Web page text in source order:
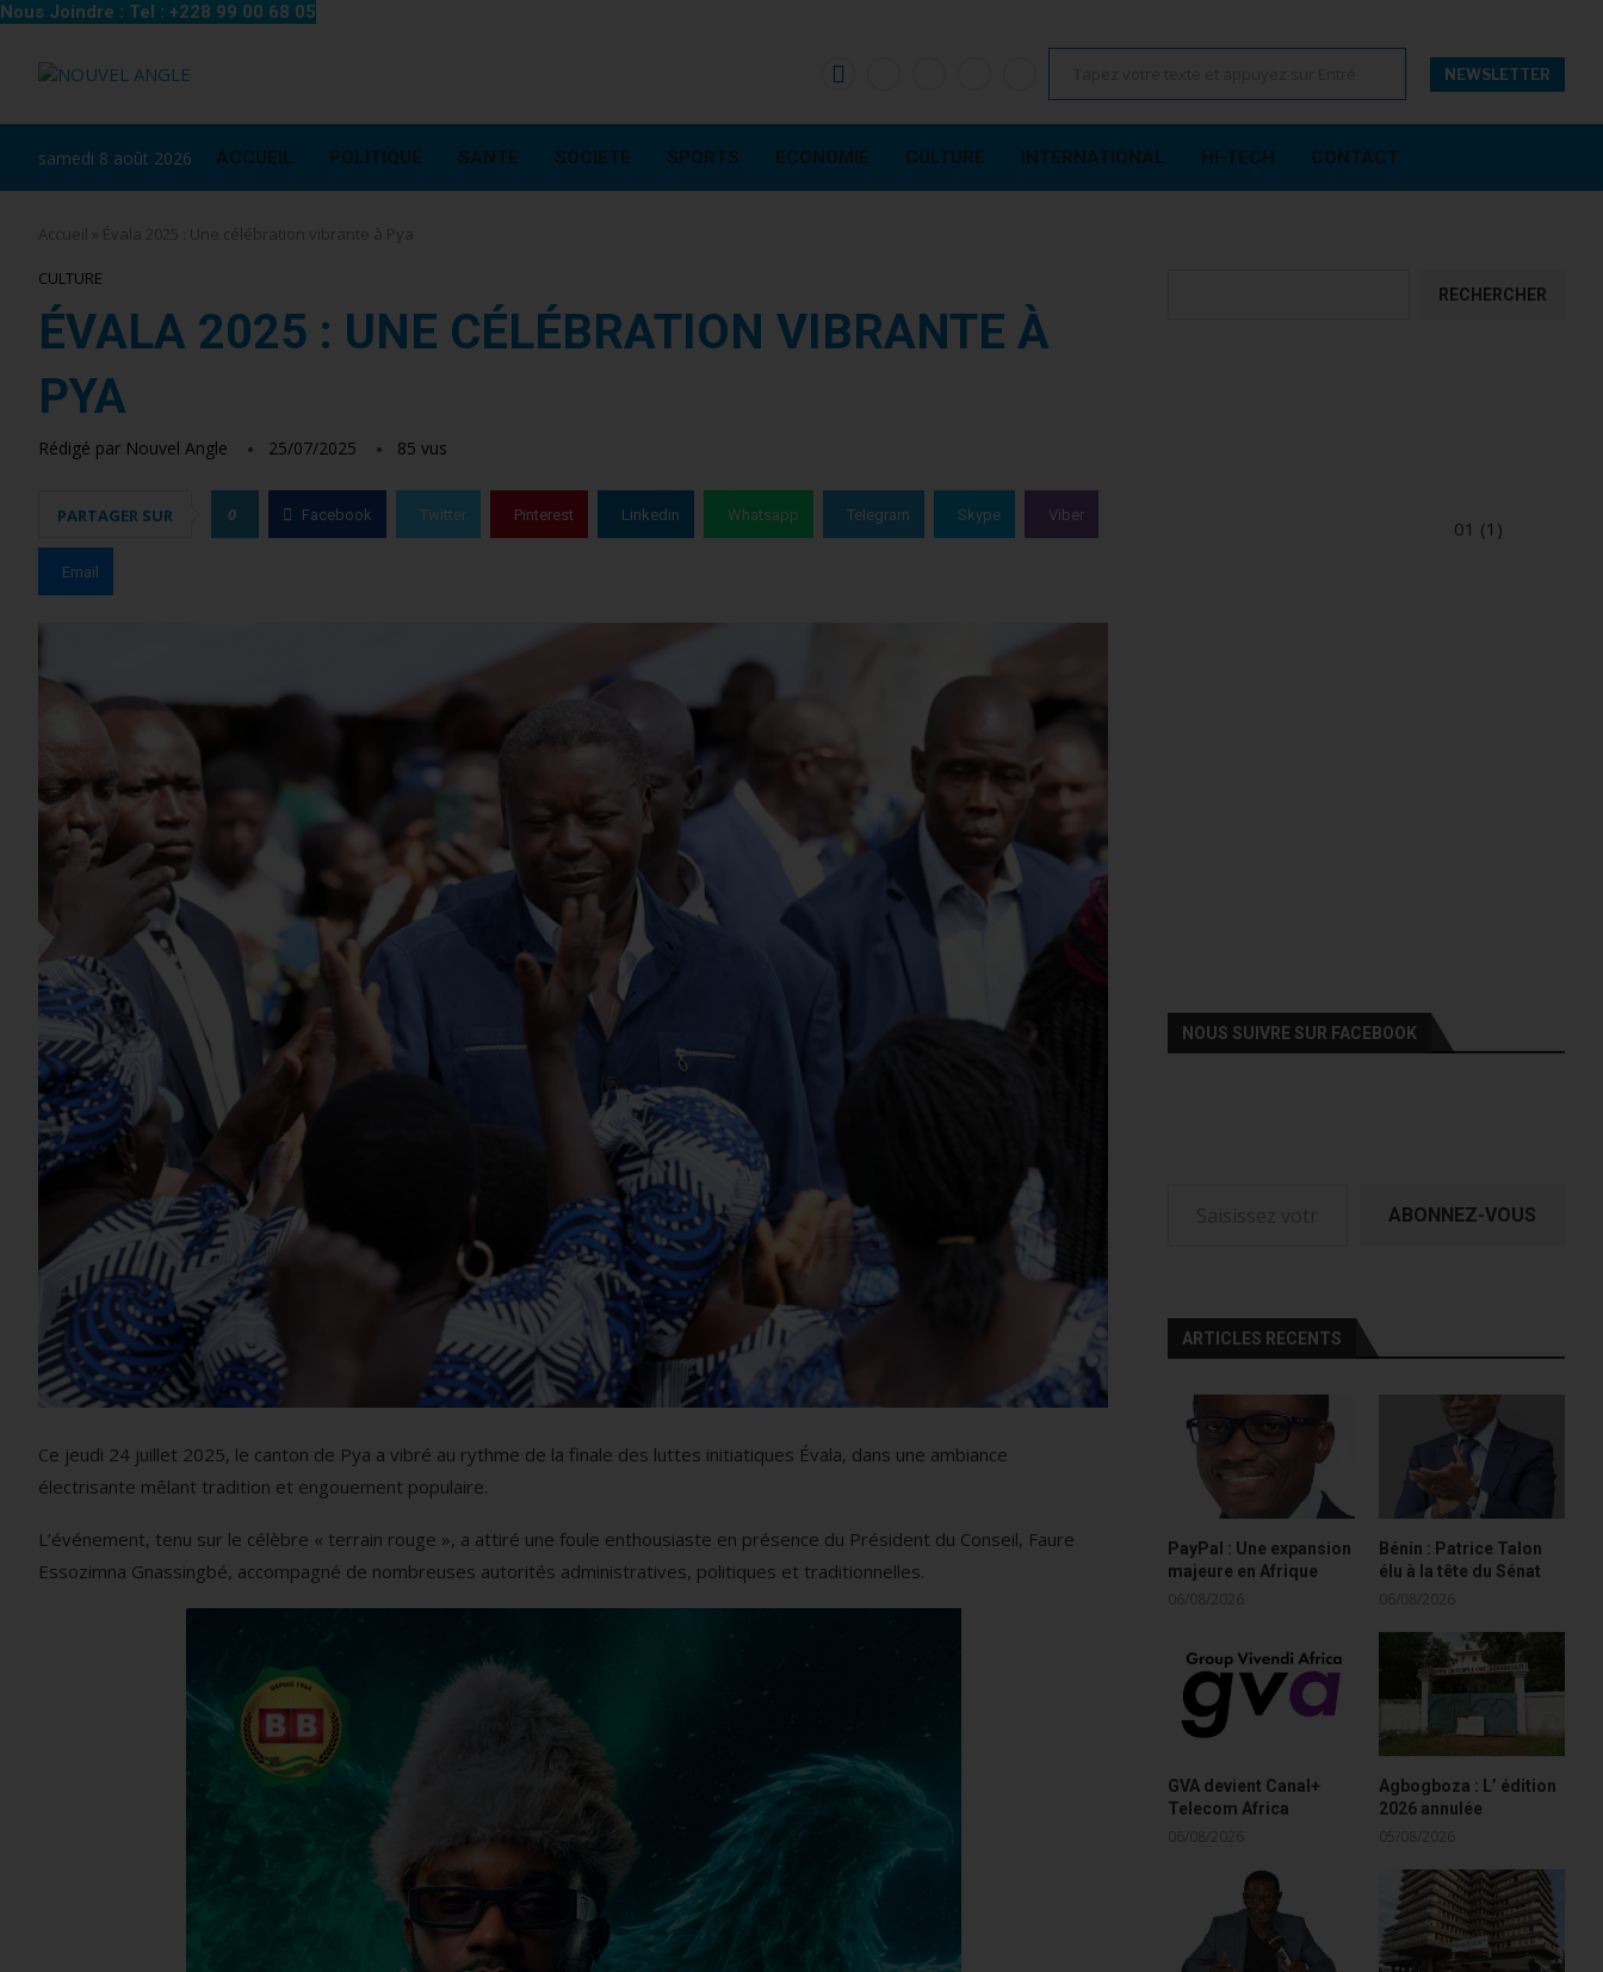
Nous Joindre : Tel : +228 99 00 68 05
NEWSLETTER
samedi 8 août 2026 ACCUEIL POLITIQUE SANTE SOCIETE SPORTS ECONOMIE CULTURE INTERNATIONAL HI-TECH CONTACT
Accueil Évala 2025 : Une célébration vibrante à Pya
CULTURE
ÉVALA 2025 : UNE CÉLÉBRATION VIBRANTE À
PYA
Rédigé par Nouvel Angle 25/07/2025 85 vus
PARTAGER SUR 0 Facebook Twitter Pinterest Linkedin Whatsapp Telegram Skype Viber
Email
Ce jeudi 24 juillet 2025, le canton de Pya a vibré au rythme de la finale des luttes initiatiques Évala, dans une ambiance
électrisante mêlant tradition et engouement populaire.
L’événement, tenu sur le célèbre « terrain rouge », a attiré une foule enthousiaste en présence du Président du Conseil, Faure
Essozimna Gnassingbé, accompagné de nombreuses autorités administratives, politiques et traditionnelles.
RECHERCHER
NOUS SUIVRE SUR FACEBOOK
ABONNEZ-VOUS
ARTICLES RECENTS
PayPal : Une expansion
majeure en Afrique
06/08/2026
Bénin : Patrice Talon
élu à la tête du Sénat
06/08/2026
GVA devient Canal+
Telecom Africa
06/08/2026
Agbogboza : L’ édition
2026 annulée
05/08/2026